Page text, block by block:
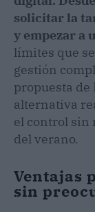
solicitar la
y empezar a
límites que
gestión
propuesta de
alternativa
el control sin
del verano.
Ventajas
sin